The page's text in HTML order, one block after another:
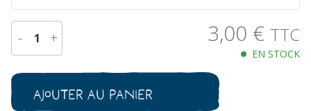
- 1 +
de
Oignon
Densité
3,00 € TTC
EN STOCK
Ajouter au panier